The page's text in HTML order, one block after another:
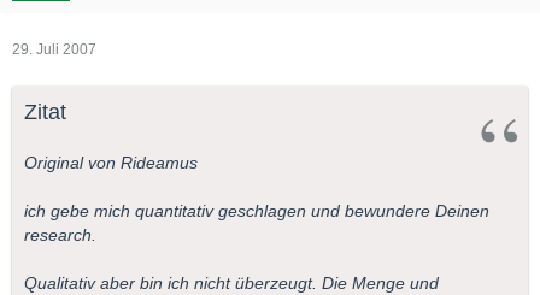
29. Juli 2007
Zitat
Original von Rideamus
ich gebe mich quantitativ geschlagen und bewundere Deinen
research.
Qualitativ aber bin ich nicht überzeugt. Die Menge und